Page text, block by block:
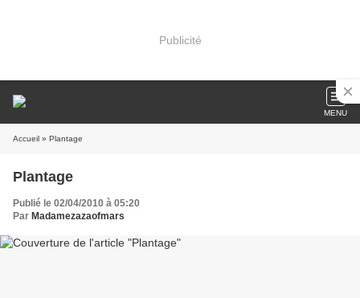
Publicité
MENU
Accueil » Plantage
Plantage
Publié le 02/04/2010 à 05:20
Par Madamezazaofmars